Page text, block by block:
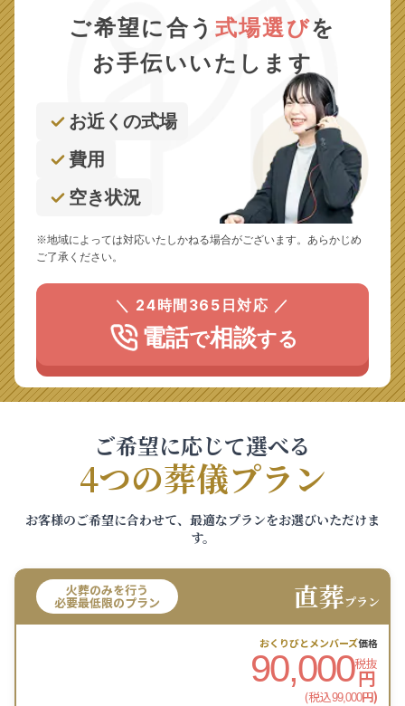
ご希望に合う 式場選びを
お手伝いいたします
お近くの式場
費用
空き状況
※地域によっては対応いたしかねる場合がございます。あらかじめ
ご了承ください。
＼ 24時間365日対応 ／
電話で相談する
ご希望に応じて選べる
4つの葬儀プラン
お客様のご希望に合わせて、最適なプランをお選びいただけま
す。
火葬のみを行う
必要最低限のプラン 直葬プラン
おくりびとメンバーズ価格
90,000税抜
円
(税込99,000円)